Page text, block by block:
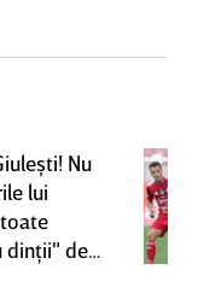
Nu
lui
dinţii" de